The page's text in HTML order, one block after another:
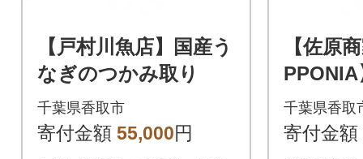
【戸村川魚店】国産う
なぎのつかみ取り
千葉県香取市
寄付金額 55,000円
【佐原
000円分
千葉県香取
寄付金額